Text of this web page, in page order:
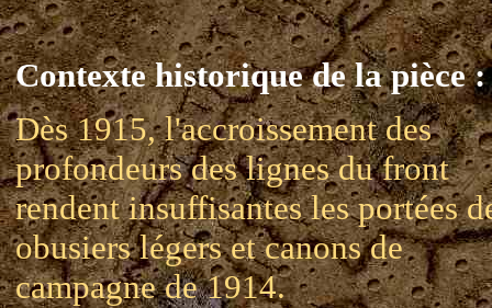
Contexte historique de la pièce :
Dès 1915, l'accroissement des
profondeurs des lignes du front
rendent insuffisantes les portées
obusiers légers et canons de
campagne de 1914.